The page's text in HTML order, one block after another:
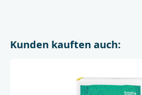
Kunden kauften auch: